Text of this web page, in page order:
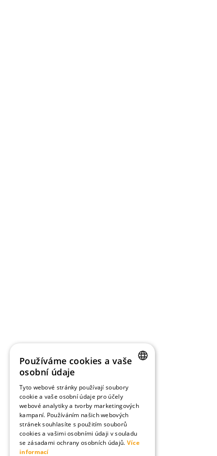
ENGLISH
GERMAN
Používáme cookies a vaše
osobní údaje
Tyto webové stránky používají soubory
cookie a vaše osobní údaje pro účely
webové analytiky a tvorby marketingových
kampaní. Používáním našich webových
stránek souhlasíte s použitím souborů
cookies a vašimi osobními údaji v souladu
se zásadami ochrany osobních údajů. Více
informací